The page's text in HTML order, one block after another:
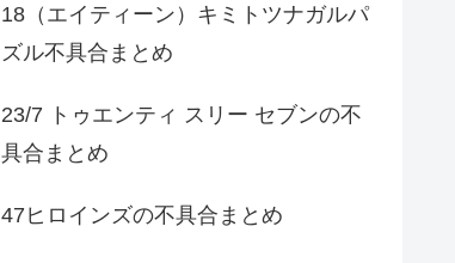
18（エイティーン）キミトツナガルパ
ズル不具合まとめ
23/7 トゥエンティ スリー セブンの不
具合まとめ
47ヒロインズの不具合まとめ